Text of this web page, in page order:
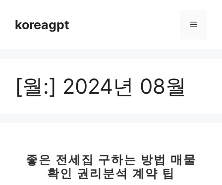
koreagpt 메
[월:] 2024년 08월
좋은 전세집 구하는 방법 매물
확인 권리분석 계약 팁